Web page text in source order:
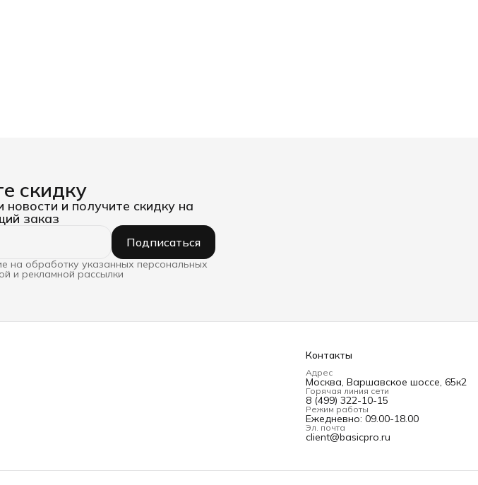
скидку
и получите скидку на
заказ
Подписаться
на обработку указанных персональных
и рекламной рассылки
Контакты
Адрес
Москва, Варшавское шоссе, 65к2
Горячая линия сети
8 (499) 322-10-15
Режим работы
Ежедневно: 09.00-18.00
Эл. почта
client@basicpro.ru